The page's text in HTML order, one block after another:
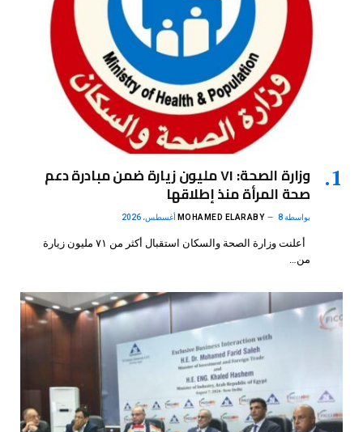
وزارة الصحة: ٧١ مليون زيارة ضمن مبادرة دعم
صحة المرأة منذ إطلاقها
بواسطة MOHAMED ELARABY 8 أغسطس، 2026
أعلنت وزارة الصحة والسكان استقبال أكثر من ٧١ مليون زيارة
من…